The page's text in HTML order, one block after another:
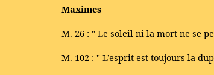
Maximes
M. 26 : " Le soleil ni la mort ne se
M. 102 : " L’esprit est toujours la